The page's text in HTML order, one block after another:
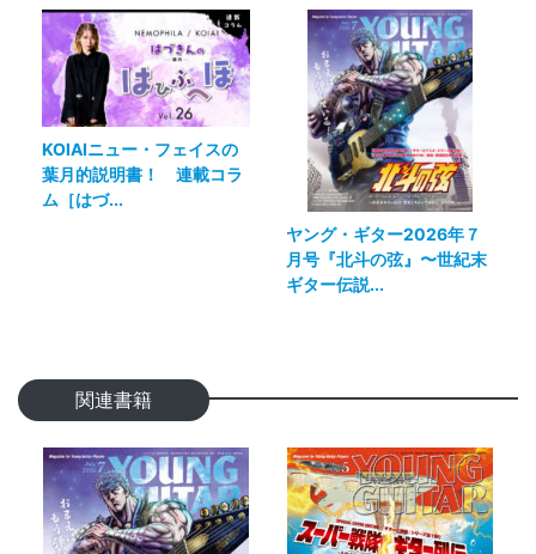
KOIAIニュー・フェイスの
葉月的説明書！ 連載コラ
ム［はづ...
ヤング・ギター2026年７
月号『北斗の弦』〜世紀末
ギター伝説...
関連書籍